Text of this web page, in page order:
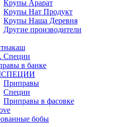
Крупы Арарат
Крупы Нат Продукт
Крупы Наша Деревня
Другие производители
Специи
в банке
Приправы
Специи
Приправы в фасовке
бобы